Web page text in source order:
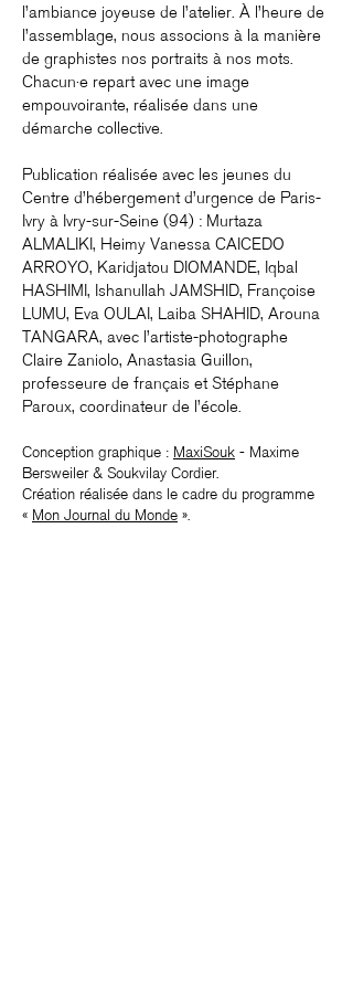
l’ambiance joyeuse de l’atelier. À l’heure de
l’assemblage, nous associons à la manière
de graphistes nos portraits à nos mots.
Chacun·e repart avec une image
empouvoirante, réalisée dans une
démarche collective.
Publication réalisée avec les jeunes du
Centre d’hébergement d’urgence de Paris-
Ivry à Ivry-sur-Seine (94) : Murtaza
ALMALIKI, Heimy Vanessa CAICEDO
ARROYO, Karidjatou DIOMANDE, Iqbal
HASHIMI, Ishanullah JAMSHID, Françoise
LUMU, Eva OULAI, Laiba SHAHID, Arouna
TANGARA, avec l’artiste-photographe
Claire Zaniolo, Anastasia Guillon,
professeure de français et Stéphane
Paroux, coordinateur de l’école.
Conception graphique : MaxiSouk - Maxime
Bersweiler & Soukvilay Cordier.
Création réalisée dans le cadre du programme
« Mon Journal du Monde ».